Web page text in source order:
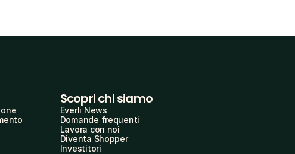
Scopri chi siamo
Everli News
Domande frequenti
Lavora con noi
Diventa Shopper
Investitori